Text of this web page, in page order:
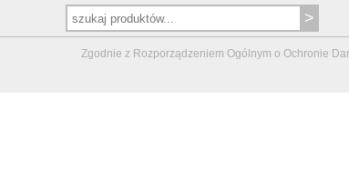
Zgodnie z Rozporządzeniem Ogólnym o Ochronie